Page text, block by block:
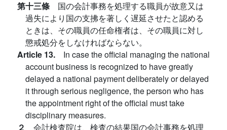
第十三條 国の会計事務を処理する職員が故意又は
過失により国の支拂を著しく遅延させたと認める
ときは、その職員の任命権者は、その職員に対し
懲戒処分をしなければならない。
Article 13. In case the official managing the national
account business is recognized to have greatly
delayed a national payment deliberately or delayed
it through serious negligence, the person who has
the appointment right of the official must take
disciplinary measures.
２ 会計検査院は、検査の結果国の会計事務を処理